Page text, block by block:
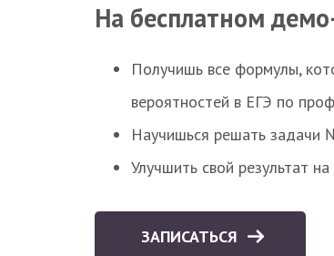
На бесплатном
Получишь все формулы,
вероятностей в ЕГЭ по
Научишься решать
Улучшить свой результат
ЗАПИСАТЬСЯ